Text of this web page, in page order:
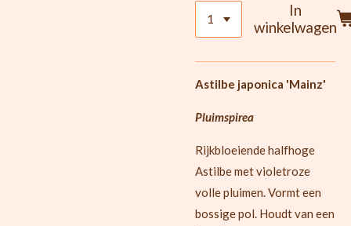
In
winkelwagen
Astilbe japonica 'Mainz'
Pluimspirea
Rijkbloeiende halfhoge
Astilbe met violetroze
volle pluimen. Vormt een
bossige pol. Houdt van een